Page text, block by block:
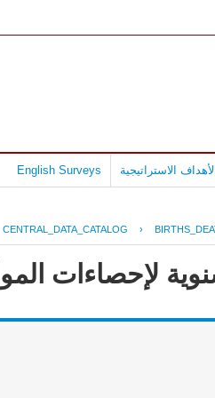
الأهداف الاستراتيجية English Surveys
CENTRAL_DATA_CATALOG ›
لإحصاءات